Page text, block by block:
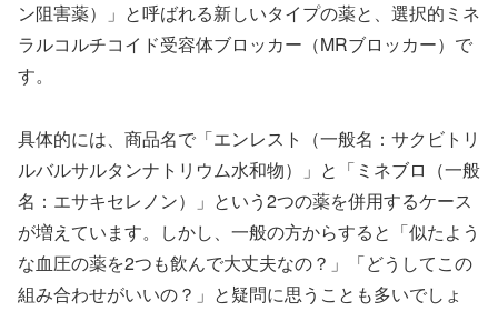
ン阻害薬）」と呼ばれる新しいタイプの薬と、選択的ミネ
ラルコルチコイド受容体ブロッカー（MRブロッカー）で
す。
具体的には、商品名で「エンレスト（一般名：サクビトリ
ルバルサルタンナトリウム水和物）」と「ミネブロ（一般
名：エサキセレノン）」という2つの薬を併用するケース
が増えています。しかし、一般の方からすると「似たよう
な血圧の薬を2つも飲んで大丈夫なの？」「どうしてこの
組み合わせがいいの？」と疑問に思うことも多いでしょ